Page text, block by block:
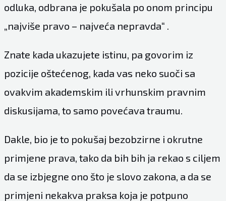
odluka, odbrana je pokušala po onom principu
„najviše pravo – najveća nepravda“ .
Znate kada ukazujete istinu, pa govorim iz
pozicije oštećenog, kada vas neko suoči sa
ovakvim akademskim ili vrhunskim pravnim
diskusijama, to samo povećava traumu.
Dakle, bio je to pokušaj bezobzirne i okrutne
primjene prava, tako da bih bih ja rekao s ciljem
da se izbjegne ono što je slovo zakona, a da se
primjeni nekakva praksa koja je potpuno